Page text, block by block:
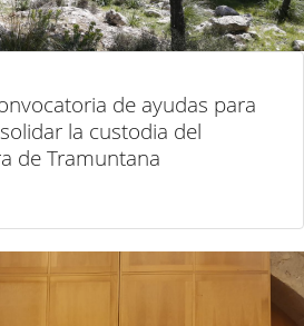
de ayudas para
la custodia del
de Tramuntana